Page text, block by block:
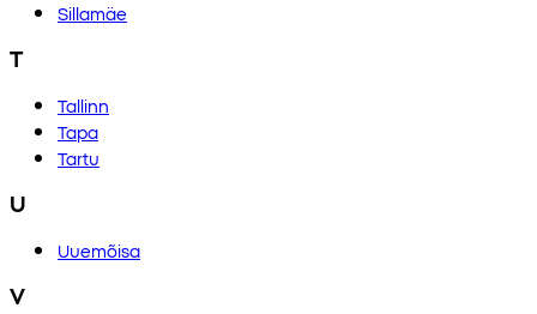
Sillamäe
T
Tallinn
Tapa
Tartu
U
Uuemõisa
V